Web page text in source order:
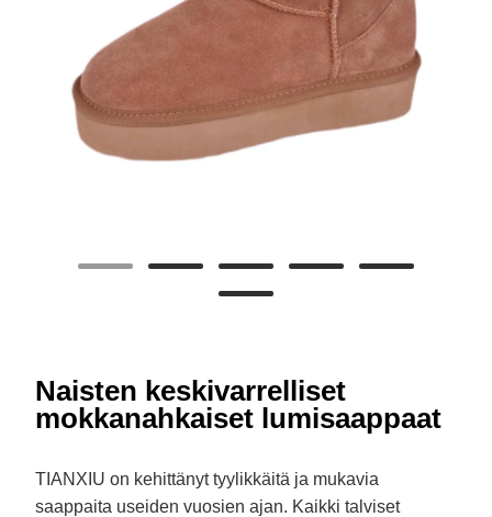
Naisten keskivarrelliset
mokkanahkaiset lumisaappaat
TIANXIU on kehittänyt tyylikkäitä ja mukavia
saappaita useiden vuosien ajan. Kaikki talviset